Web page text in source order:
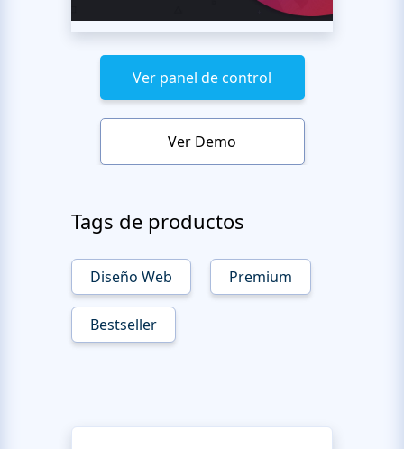
Ver panel de control
Ver Demo
Tags de productos
Diseño Web Premium
Bestseller